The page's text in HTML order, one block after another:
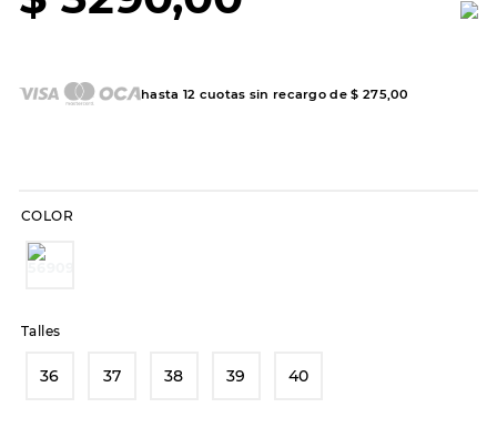
hasta 12 cuotas sin recargo de$ 275,00
COLOR
Talles
36 37 38 39 40
9.
slip-ins